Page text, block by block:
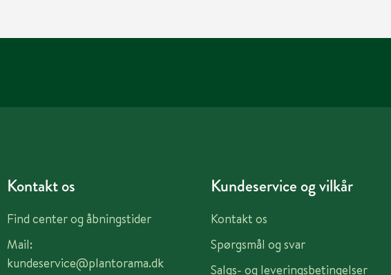
Kontakt os
Find center og åbningstider
Mail:
kundeservice@plantorama.dk
Kundeservice og vilkår
Kontakt os
Spørgsmål og svar
Salgs- og leveringsbetingelser